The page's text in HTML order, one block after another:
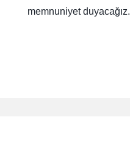
memnuniyet duyacağız.